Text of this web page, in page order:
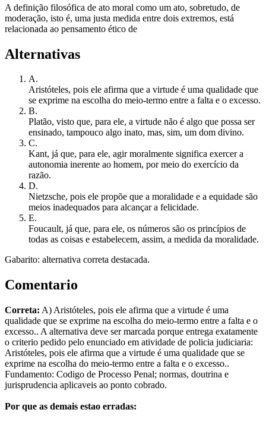
A definição filosófica de ato moral como um ato, sobretudo, de
moderação, isto é, uma justa medida entre dois extremos, está
relacionada ao pensamento ético de
Alternativas
A.
Aristóteles, pois ele afirma que a virtude é uma qualidade que
se exprime na escolha do meio-termo entre a falta e o excesso.
B.
Platão, visto que, para ele, a virtude não é algo que possa ser
ensinado, tampouco algo inato, mas, sim, um dom divino.
C.
Kant, já que, para ele, agir moralmente significa exercer a
autonomia inerente ao homem, por meio do exercício da
razão.
D.
Nietzsche, pois ele propõe que a moralidade e a equidade são
meios inadequados para alcançar a felicidade.
E.
Foucault, já que, para ele, os números são os princípios de
todas as coisas e estabelecem, assim, a medida da moralidade.
Gabarito: alternativa correta destacada.
Comentario
Correta: A) Aristóteles, pois ele afirma que a virtude é uma
qualidade que se exprime na escolha do meio-termo entre a falta e o
excesso.. A alternativa deve ser marcada porque entrega exatamente
o criterio pedido pelo enunciado em atividade de policia judiciaria:
Aristóteles, pois ele afirma que a virtude é uma qualidade que se
exprime na escolha do meio-termo entre a falta e o excesso..
Fundamento: Codigo de Processo Penal; normas, doutrina e
jurisprudencia aplicaveis ao ponto cobrado.
Por que as demais estao erradas: